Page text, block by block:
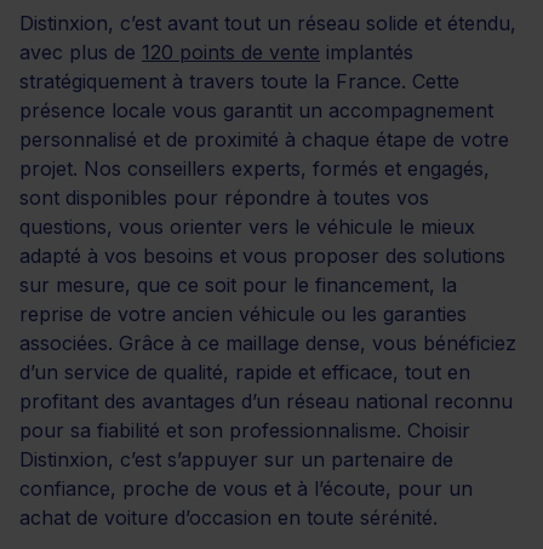
Distinxion, c’est avant tout un réseau solide et étendu,
avec plus de 120 points de vente implantés
stratégiquement à travers toute la France. Cette
présence locale vous garantit un accompagnement
personnalisé et de proximité à chaque étape de votre
projet. Nos conseillers experts, formés et engagés,
sont disponibles pour répondre à toutes vos
questions, vous orienter vers le véhicule le mieux
adapté à vos besoins et vous proposer des solutions
sur mesure, que ce soit pour le financement, la
reprise de votre ancien véhicule ou les garanties
associées. Grâce à ce maillage dense, vous bénéficiez
d’un service de qualité, rapide et efficace, tout en
profitant des avantages d’un réseau national reconnu
pour sa fiabilité et son professionnalisme. Choisir
Distinxion, c’est s’appuyer sur un partenaire de
confiance, proche de vous et à l’écoute, pour un
achat de voiture d’occasion en toute sérénité.